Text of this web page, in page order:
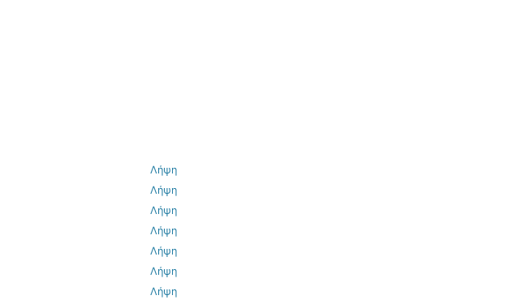
Λήψη
Λήψη
Λήψη
Λήψη
Λήψη
Λήψη
Λήψη